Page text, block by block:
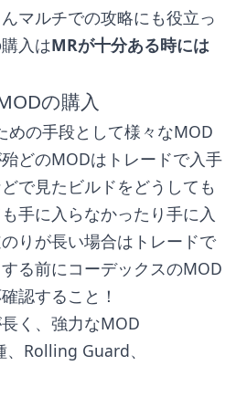
マルチでの攻略にも役立っ
入はMRが十分ある時には
の購入
の手段として様々なMOD
どのMODはトレードで入手
で見たビルドをどうしても
手に入らなかったり手に入
りが長い場合はトレードで
る前にコーデックスのMOD
認すること！
く、強力なMOD
Rolling Guard、